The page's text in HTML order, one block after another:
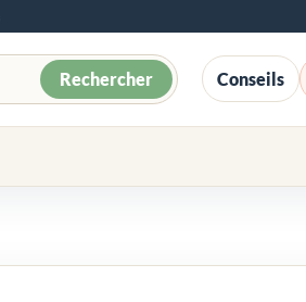
Rechercher Conseils